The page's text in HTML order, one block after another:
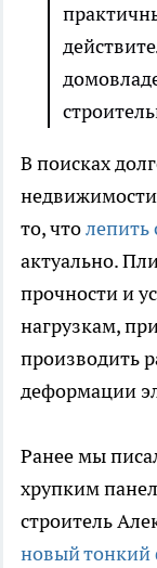
В поисках
то, чтолепить
актуально.
прочности и
нагрузкам,
производить
деформации
Ранее мы
хрупким
строитель
новый тонкий